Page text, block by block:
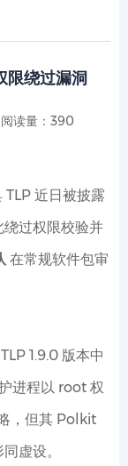
限绕过漏洞
阅读量：390
TLP 近日被披露
过权限校验并
在常规软件包审
1.9.0 版本中
进程以 root 权
，但其 Polkit
虚设。